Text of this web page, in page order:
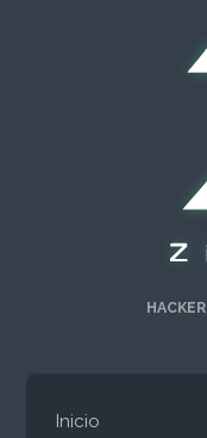
HACKER
Inicio